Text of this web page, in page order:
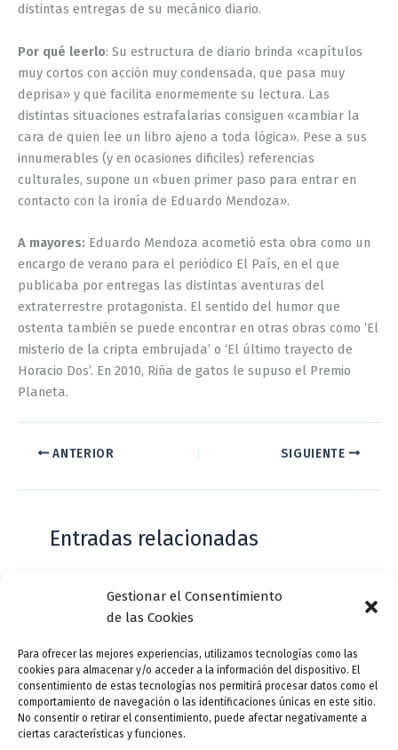
Gestionar el Consentimiento
de las Cookies
Para ofrecer las mejores experiencias, utilizamos tecnologías como las
cookies para almacenar y/o acceder a la información del dispositivo. El
consentimiento de estas tecnologías nos permitirá procesar datos como el
comportamiento de navegación o las identificaciones únicas en este sitio.
No consentir o retirar el consentimiento, puede afectar negativamente a
ciertas características y funciones.
distintas entregas de su mecánico diario.
Por qué leerlo: Su estructura de diario brinda «capítulos
muy cortos con acción muy condensada, que pasa muy
deprisa» y que facilita enormemente su lectura. Las
distintas situaciones estrafalarias consiguen «cambiar la
cara de quien lee un libro ajeno a toda lógica». Pese a sus
innumerables (y en ocasiones dificiles) referencias
culturales, supone un «buen primer paso para entrar en
contacto con la ironía de Eduardo Mendoza».
A mayores: Eduardo Mendoza acometió esta obra como un
encargo de verano para el periódico El País, en el que
publicaba por entregas las distintas aventuras del
extraterrestre protagonista. El sentido del humor que
ostenta también se puede encontrar en otras obras como ‘El
misterio de la cripta embrujada’ o ‘El último trayecto de
Horacio Dos’. En 2010, Riña de gatos le supuso el Premio
Planeta.
ANTERIOR SIGUIENTE
Entradas relacionadas
Casa de Zorrilla conmemorarán el 168
aniversario del estreno de Don Juan
Tenorio
Deja un comentario / Actualidad / Por VLLensutinta